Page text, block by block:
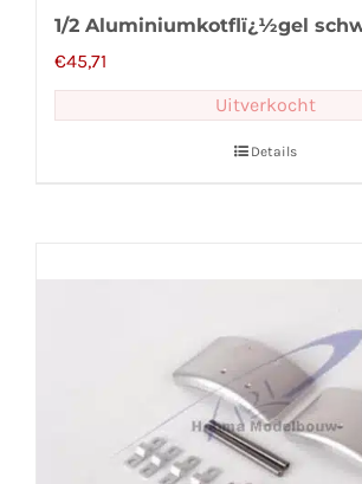
1/2 Aluminiumkotflï¿½gel
€45,71
Uitverkocht
Details